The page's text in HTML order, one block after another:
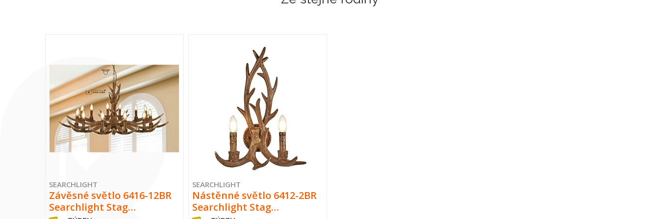
SEARCHLIGHT
Závěsné světlo 6416-12BR
Searchlight Stag…
SEARCHLIGHT
Nástěnné světlo 6412-2BR
Searchlight Stag…